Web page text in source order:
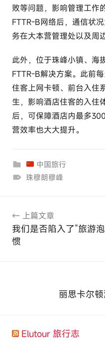
败等问题，影响管理工作
FTTR-B网络后，通信状
务在大本营管理处以及周
此外，位于珠峰小镇、海
FTTR-B解决方案。此前
住客上网卡顿、前台入住
生，影响酒店住客的入住
后，可保障酒店内最多
营效率也大大提升。
中国旅行
珠穆朗穆峰
上篇文章
我们是否陷入了”旅游
惯
丽思卡尔
Elutour 旅行志